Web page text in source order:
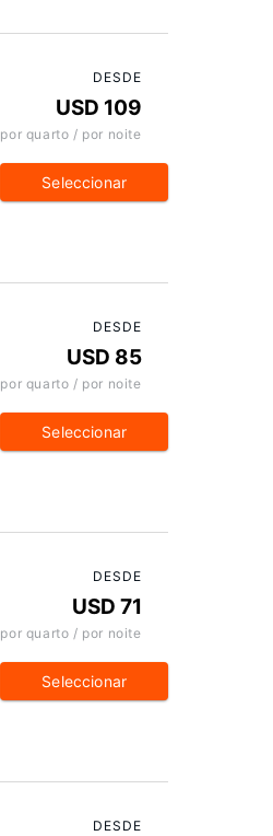
DESDE
USD 109
por quarto / por noite
Seleccionar
DESDE
USD 85
por quarto / por noite
Seleccionar
DESDE
USD 71
por quarto / por noite
Seleccionar
DESDE